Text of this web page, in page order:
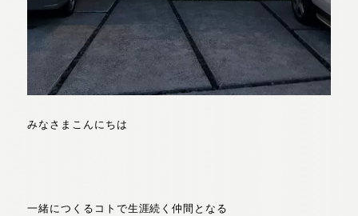
みなさまこんにちは
一緒につくるコトで生涯続く仲間となる